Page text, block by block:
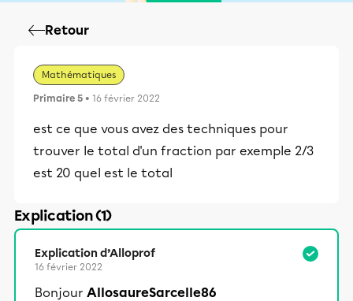
Retour
Mathématiques
Primaire 5 • 16 février 2022
est ce que vous avez des techniques pour
trouver le total d'un fraction par exemple 2/3
est 20 quel est le total
Explication (1)
Explication d’Alloprof
16 février 2022
Bonjour AllosaureSarcelle86